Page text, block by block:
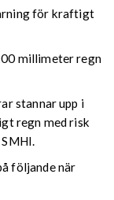
för kraftigt
millimeter regn
stannar upp i
regn med risk
följande när